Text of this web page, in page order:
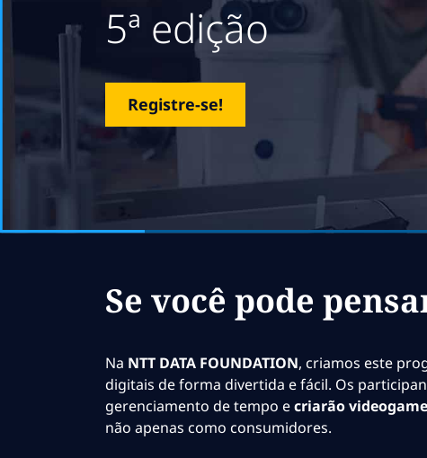
5ª edição
Registre-se!
Se você pode
Na NTT DATA FOUNDATION, criamos este
digitais de forma divertida e fácil. Os
gerenciamento de tempo ecriarão
não apenas como consumidores.